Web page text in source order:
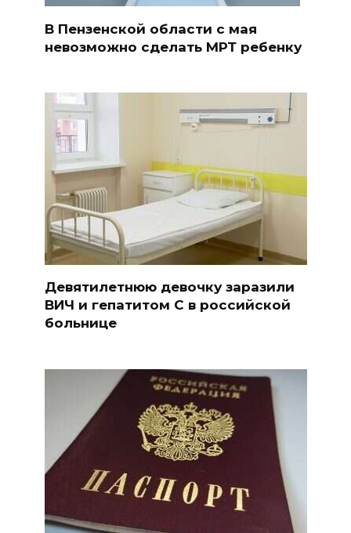
В Пензенской области с мая
невозможно сделать МРТ ребенку
Девятилетнюю девочку заразили
ВИЧ и гепатитом С в российской
больнице